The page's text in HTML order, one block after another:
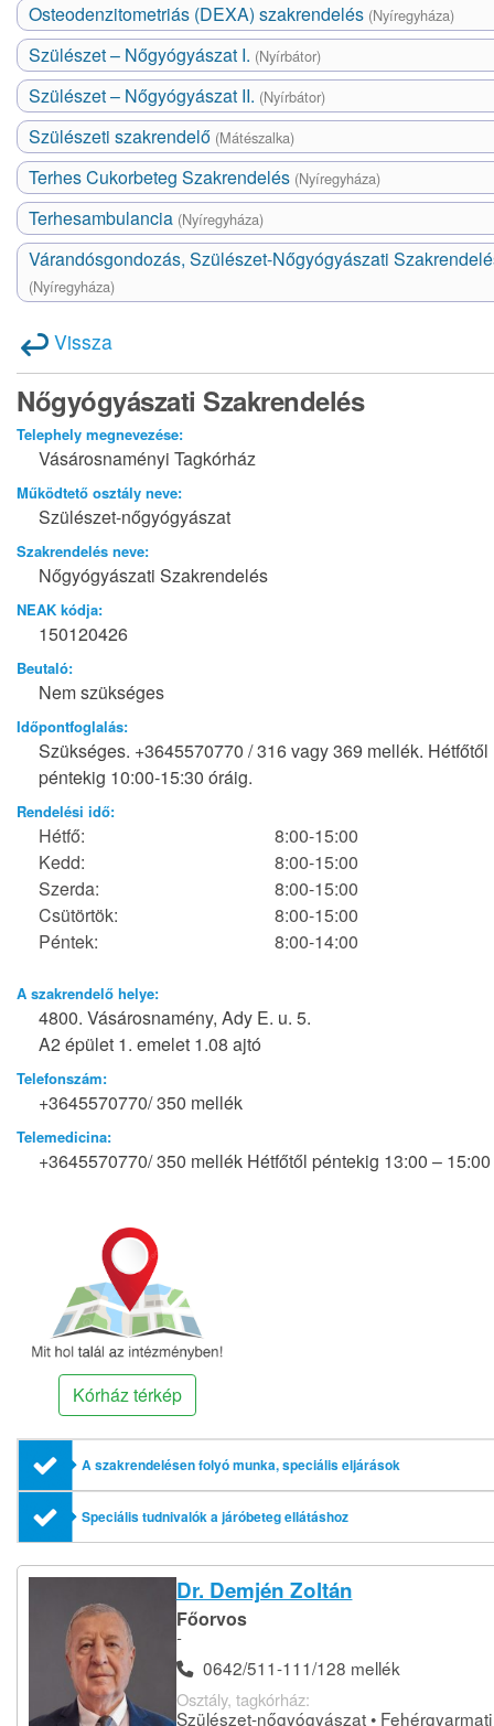
Osteodenzitometriás (DEXA) szakrendelés (Nyíregyháza)
Szülészet – Nőgyógyászat I. (Nyírbátor)
Szülészet – Nőgyógyászat II. (Nyírbátor)
Szülészeti szakrendelő (Mátészalka)
Terhes Cukorbeteg Szakrendelés (Nyíregyháza)
Terhesambulancia (Nyíregyháza)
Várandósgondozás, Szülészet-Nőgyógyászati
(Nyíregyháza)
Vissza
Nőgyógyászati Szakrendelés
Telephely megnevezése:
Vásárosnaményi Tagkórház
Működtető osztály neve:
Szülészet-nőgyógyászat
Szakrendelés neve:
Nőgyógyászati Szakrendelés
NEAK kódja:
150120426
Beutaló:
Nem szükséges
Időpontfoglalás:
Szükséges. +3645570770 / 316 vagy 369 mellék. Hétfőtől
péntekig 10:00-15:30 óráig.
Rendelési idő:
Hétfő:
8:00-15:00
Kedd:
8:00-15:00
Szerda:
8:00-15:00
Csütörtök:
8:00-15:00
Péntek:
8:00-14:00
A szakrendelő helye:
4800. Vásárosnamény, Ady E. u. 5.
A2 épület 1. emelet 1.08 ajtó
Telefonszám:
+3645570770/ 350 mellék
Telemedicina:
+3645570770/ 350 mellék Hétfőtől péntekig 13:00 – 15:00
Kórház térkép
A szakrendelésen folyó munka, speciális eljárások
Speciális tudnivalók a járóbeteg ellátáshoz
Dr. Demjén Zoltán
Főorvos
-
0642/511-111/128 mellék
Osztály, tagkórház:
Szülészet-nőgyógyászat • Fehérgyarmati